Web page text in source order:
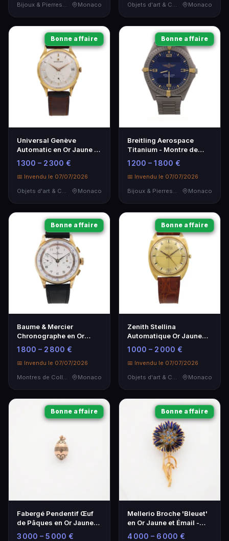
Bijoux & Pierres Précieuses
Monaco
Objets d'art & Curiosités
Monaco
Bonne affaire
Universal Genève
Automatic en Or Jaune -
Modèle 1960
1 300 – 2 300 €
📅 Invendu le 07/07/2026
Objets d'art & Curiosités
Monaco
Bonne affaire
Breitling Aerospace
Titanium - Montre de
pilote vintage
1 200 – 1 800 €
📅 Invendu le 07/07/2026
Bijoux & Pierres Précieuses
Monaco
Bonne affaire
Baume & Mercier
Chronographe en Or
Jaune - Année 1970
1 800 – 2 800 €
📅 Invendu le 07/07/2026
Montres de Collection
Monaco
Bonne affaire
Zenith Stellina
Automatique Or Jaune
1970 - Montre de Luxe
1 000 – 2 000 €
📅 Invendu le 07/07/2026
Objets d'art & Curiosités
Monaco
Bonne affaire
Fabergé Pendentif Œuf
de Pâques en Or Jaune
56 Zolotniks
3 000 – 5 000 €
Bonne affaire
Mellerio Broche 'Bleuet'
en Or Jaune et Émail -
Élégance Art Déco
4 000 – 6 000 €